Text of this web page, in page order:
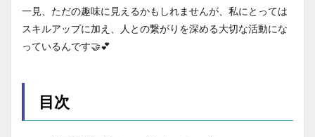
一見、ただの趣味に見えるかもしれませんが、私にとっては
スキルアップに加え、人との繋がりを深める大切な活動にな
っているんです🤝💕
目次